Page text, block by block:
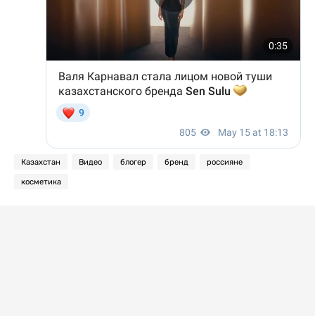
Казахстан Видео блогер бренд россияне
косметика